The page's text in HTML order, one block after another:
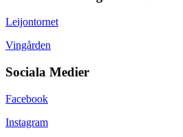
Leijontornet
Vingården
Sociala Medier
Facebook
Instagram